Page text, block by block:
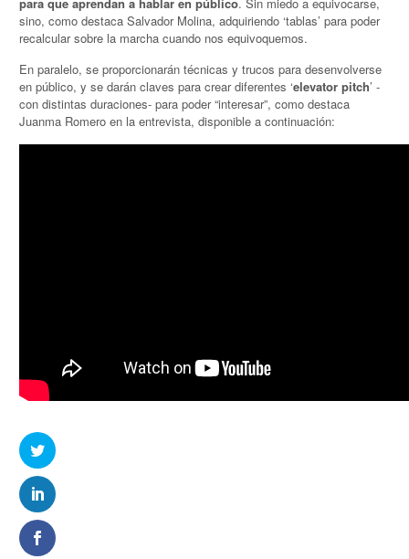
sino, como destaca Salvador Molina, adquiriendo ‘tablas’ para poder
recalcular sobre la marcha cuando nos equivoquemos.
En paralelo, se proporcionarán técnicas y trucos para desenvolverse
en público, y se darán claves para crear diferentes ‘elevator pitch’ -
con distintas duraciones- para poder “interesar”, como destaca
Juanma Romero en la entrevista, disponible a continuación: